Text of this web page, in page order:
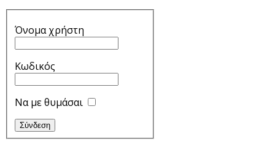
Όνομα χρήστη
Κωδικός
Να με θυμάσαι